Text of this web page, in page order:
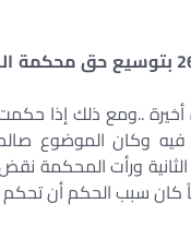
تعديل المادة 269 بتوسيع
أخيرة ..ومع ذلك إذا
وكان الموضوع
ورأت المحكمة
كان سبب الحكم أن